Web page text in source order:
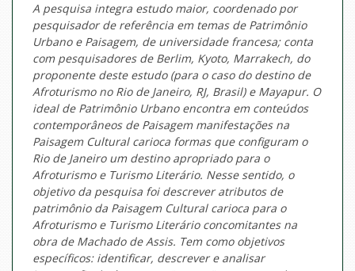
A pesquisa integra estudo maior, coordenado por
pesquisador de referência em temas de Patrimônio
Urbano e Paisagem, de universidade francesa; conta
com pesquisadores de Berlim, Kyoto, Marrakech, do
proponente deste estudo (para o caso do destino de
Afroturismo no Rio de Janeiro, RJ, Brasil) e Mayapur. O
ideal de Patrimônio Urbano encontra em conteúdos
contemporâneos de Paisagem manifestações na
Paisagem Cultural carioca formas que configuram o
Rio de Janeiro um destino apropriado para o
Afroturismo e Turismo Literário. Nesse sentido, o
objetivo da pesquisa foi descrever atributos de
patrimônio da Paisagem Cultural carioca para o
Afroturismo e Turismo Literário concomitantes na
obra de Machado de Assis. Tem como objetivos
específicos: identificar, descrever e analisar